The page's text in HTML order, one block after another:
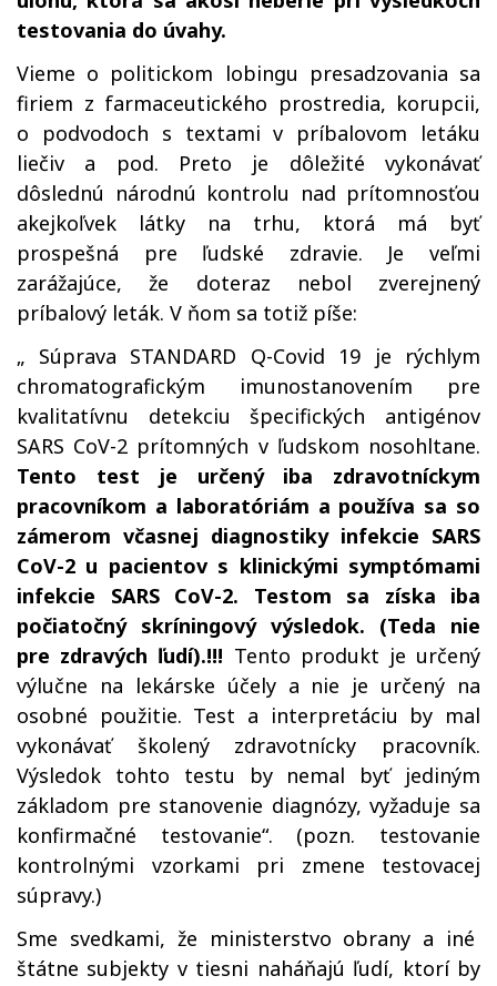
testovania do úvahy.
Vieme o politickom lobingu presadzovania sa
firiem z farmaceutického prostredia, korupcii,
o podvodoch s textami v príbalovom letáku
liečiv a pod. Preto je dôležité vykonávať
dôslednú národnú kontrolu nad prítomnosťou
akejkoľvek látky na trhu, ktorá má byť
prospešná pre ľudské zdravie. Je veľmi
zarážajúce, že doteraz nebol zverejnený
príbalový leták. V ňom sa totiž píše:
„ Súprava STANDARD Q-Covid 19 je rýchlym
chromatografickým imunostanovením pre
kvalitatívnu detekciu špecifických antigénov
SARS CoV-2 prítomných v ľudskom nosohltane.
Tento test je určený iba zdravotníckym
pracovníkom a laboratóriám a používa sa so
zámerom včasnej diagnostiky infekcie SARS
CoV-2 u pacientov s klinickými symptómami
infekcie SARS CoV-2. Testom sa získa iba
počiatočný skríningový výsledok. (Teda nie
pre zdravých ľudí).!!! Tento produkt je určený
výlučne na lekárske účely a nie je určený na
osobné použitie. Test a interpretáciu by mal
vykonávať školený zdravotnícky pracovník.
Výsledok tohto testu by nemal byť jediným
základom pre stanovenie diagnózy, vyžaduje sa
konfirmačné testovanie“. (pozn. testovanie
kontrolnými vzorkami pri zmene testovacej
súpravy.)
Sme svedkami, že ministerstvo obrany a iné
štátne subjekty v tiesni naháňajú ľudí, ktorí by